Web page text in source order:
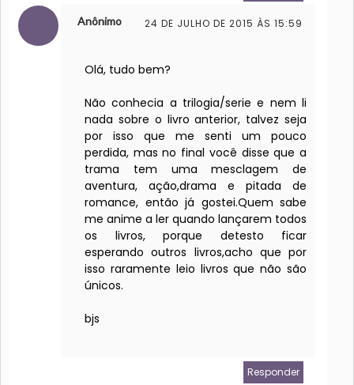
Anônimo 24 DE JULHO DE 2015 ÀS 15:59
Olá, tudo bem?
Não conhecia a trilogia/serie e nem li
nada sobre o livro anterior, talvez seja
por isso que me senti um pouco
perdida, mas no final você disse que a
trama tem uma mesclagem de
aventura, ação,drama e pitada de
romance, então já gostei.Quem sabe
me anime a ler quando lançarem todos
os livros, porque detesto ficar
esperando outros livros,acho que por
isso raramente leio livros que não são
únicos.
bjs
Responder